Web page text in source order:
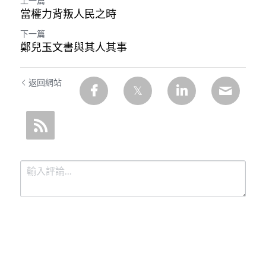
當權力背叛人民之時
下一篇
鄭兒玉文書與其人其事
返回網站